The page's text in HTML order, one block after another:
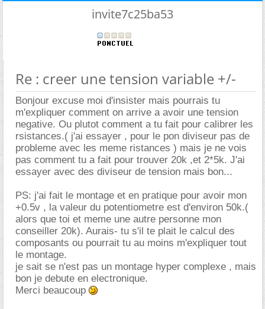
invite7c25ba53
Re : creer une tension variable +/-
Bonjour excuse moi d'insister mais pourrais tu
m'expliquer comment on arrive a avoir une tension
negative. Ou plutot comment a tu fait pour calibrer les
rsistances.( j'ai essayer , pour le pon diviseur pas de
probleme avec les meme ristances ) mais je ne vois
pas comment tu a fait pour trouver 20k ,et 2*5k. J'ai
essayer avec des diviseur de tension mais bon...
PS: j'ai fait le montage et en pratique pour avoir mon
+0.5v , la valeur du potentiometre est d'environ 50k.(
alors que toi et meme une autre personne mon
conseiller 20k). Aurais- tu s'il te plait le calcul des
composants ou pourrait tu au moins m'expliquer tout
le montage.
je sait se n'est pas un montage hyper complexe , mais
bon je debute en electronique.
Merci beaucoup